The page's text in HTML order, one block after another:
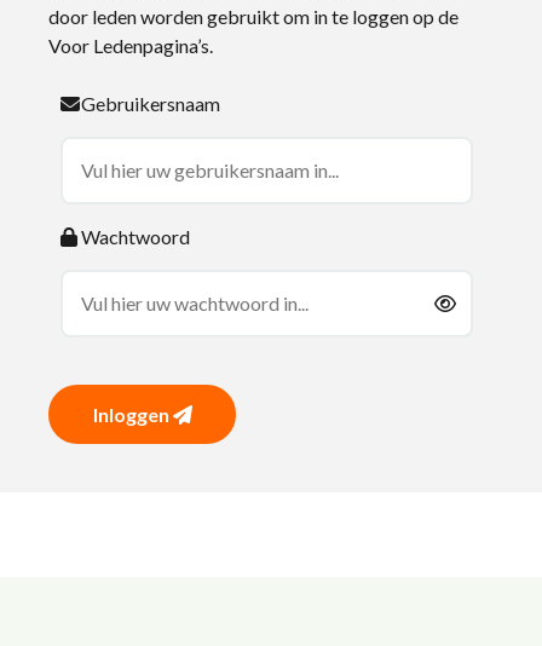
door leden worden gebruikt om in te loggen op de
Voor Ledenpagina’s.
Gebruikersnaam
Wachtwoord
Inloggen